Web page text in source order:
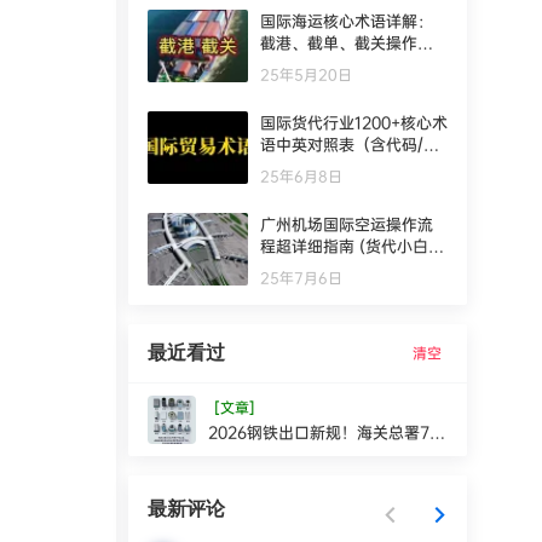
国际海运核心术语详解：
截港、截单、截关操作指
南
25年5月20日
国际货代行业1200+核心术
语中英对照表（含代码/缩
写/应用场景），按业务模
块分类，可直接用于日常
25年6月8日
广州机场国际空运操作流
程超详细指南 (货代小白入
门版)
25年7月6日
最近看过 清空
[文章]
2026钢铁出口新规！海关总署79
最新评论